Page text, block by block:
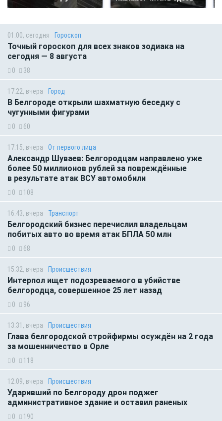
01:00, сегодня Гороскоп
Точный гороскоп для всех знаков зодиака на
сегодня — 8 августа
0 38
17:22, вчера Город
В Белгороде открыли шахматную беседку с
чугунными фигурами
0 60
17:15, вчера От первого лица
Александр Шуваев: Белгородцам направлено уже
более 50 миллионов рублей за повреждённые
в результате атак ВСУ автомобили
0 108
16:43, вчера Транспорт
Белгородский бизнес перечислил владельцам
побитых авто во время атак БПЛА 50 млн
0 68
15:32, вчера Происшествия
Интерпол ищет подозреваемого в убийстве
белгородца, совершенное 25 лет назад
0 96
13:31, вчера Происшествия
Глава белгородской стройфирмы осуждён на 2 года
за мошенничество в Орле
0 118
12:09, вчера Происшествия
Ударивший по Белгороду дрон поджег
административное здание и оставил раненых
0 190